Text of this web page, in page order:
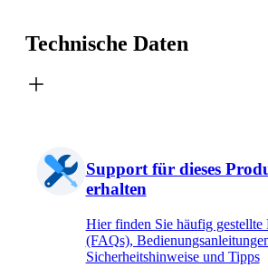
Technische Daten
Support für dieses
erhalten
Hier finden Sie häufig gestellte
(FAQs),
Sicherheitshinweise und Tipps